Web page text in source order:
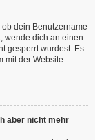
dein Benutzername
wende dich an einen
gesperrt wurdest. Es
mit der Website
aber nicht mehr